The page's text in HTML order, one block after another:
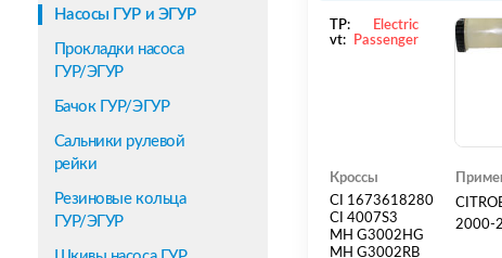
Насосы ГУР и ЭГУР
Прокладки насоса
ГУР/ЭГУР
Бачок ГУР/ЭГУР
Сальники рулевой
рейки
Резиновые кольца
ГУР/ЭГУР
TP:
Electric
vt:
Passenger
Кроссы
CI 1673618280
CI 4007S3
MH G3002HG
MH G3002RB
2000-